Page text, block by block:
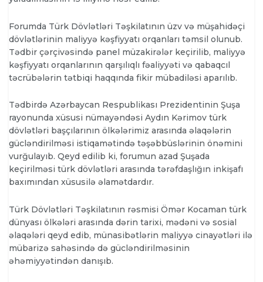
Forumda Türk Dövlətləri Təşkilatının üzv və müşahidəçi
dövlətlərinin maliyyə kəşfiyyatı orqanları təmsil olunub.
Tədbir çərçivəsində panel müzakirələr keçirilib, maliyyə
kəşfiyyatı orqanlarının qarşılıqlı fəaliyyəti və qabaqcıl
təcrübələrin tətbiqi haqqında fikir mübadiləsi aparılıb.
Tədbirdə Azərbaycan Respublikası Prezidentinin Şuşa
rayonunda xüsusi nümayəndəsi Aydın Kərimov türk
dövlətləri başçılarının ölkələrimiz arasında əlaqələrin
gücləndirilməsi istiqamətində təşəbbüslərinin önəmini
vurğulayıb. Qeyd edilib ki, forumun azad Şuşada
keçirilməsi türk dövlətləri arasında tərəfdaşlığın inkişafı
baxımından xüsusilə əlamətdardır.
Türk Dövlətləri Təşkilatının rəsmisi Ömər Kocaman türk
dünyası ölkələri arasında dərin tarixi, mədəni və sosial
əlaqələri qeyd edib, münasibətlərin maliyyə cinayətləri ilə
mübarizə sahəsində də gücləndirilməsinin
əhəmiyyətindən danışıb.